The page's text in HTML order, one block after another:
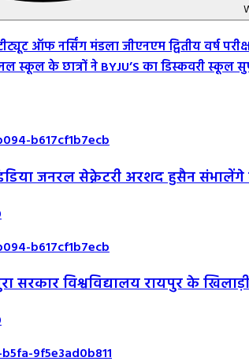
ऑफ नर्सिंग मंडला जीएनएम द्वितीय वर्ष
स्कूल के छात्रों ने BYJU’S का डिस्कवरी स्कूल
जनरल सेक्रेटरी अरशद हुसैन
सरकार विश्वविद्यालय रायपुर के